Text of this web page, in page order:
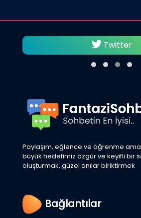
Twitter
Paylaşım, eğlence ve öğrenme
büyük hedefimiz özgür ve keyifli bir
oluşturmak, güzel anılar biriktirmek
Bağlantılar